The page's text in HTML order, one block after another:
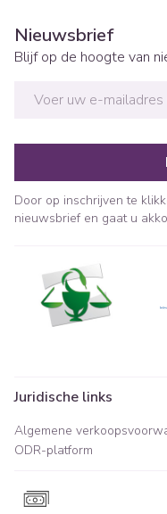
Nieuwsbrief
Blijf op de hoogte van
Door op inschrijven te
nieuwsbrief en gaat u
Juridische links
Algemene
ODR-platform